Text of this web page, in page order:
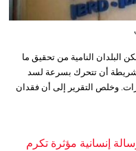
البلدان النامية من تحقيق ما
شريطة أن تتحرك بسرعة لسد
وخلص التقرير إلى أن فقدان
إنسانية مؤثرة تكرم